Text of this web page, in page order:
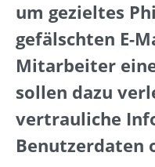
um gezieltes
gefälschten E-
Mitarbeiter
sollen dazu
vertrauliche
Benutzerdaten